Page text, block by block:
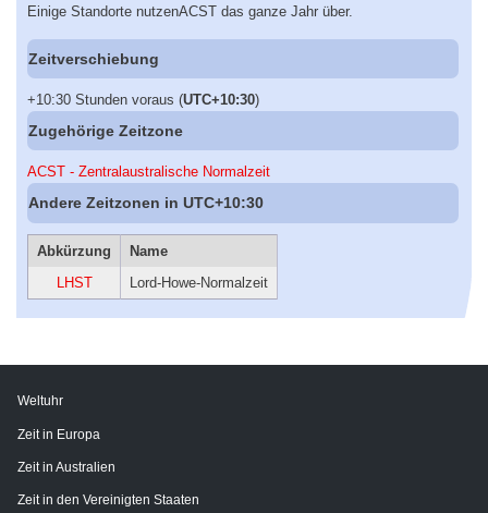
Einige Standorte nutzenACST das ganze Jahr über.
Zeitverschiebung
+10:30 Stunden voraus (UTC+10:30)
Zugehörige Zeitzone
ACST - Zentralaustralische Normalzeit
Andere Zeitzonen in UTC+10:30
Abkürzung
Name
LHST
Lord-Howe-Normalzeit
Weltuhr
Zeit in Europa
Zeit in Australien
Zeit in den Vereinigten Staaten